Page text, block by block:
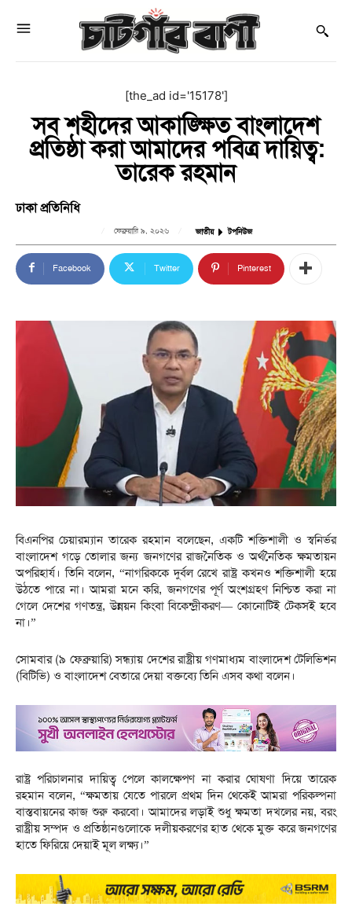
[the_ad id='15178']
সব শহীদের আকাঙ্ক্ষিত বাংলাদেশ
প্রতিষ্ঠা করা আমাদের পবিত্র দায়িত্ব:
তারেক রহমান
ঢাকা প্রতিনিধি
ফেব্রুয়ারি ৯, ২০২৬ জাতীয় টপনিউজ
Facebook Twitter Pinterest
বিএনপির চেয়ারম্যান তারেক রহমান বলেছেন, একটি শক্তিশালী ও স্বনির্ভর
বাংলাদেশ গড়ে তোলার জন্য জনগণের রাজনৈতিক ও অর্থনৈতিক ক্ষমতায়ন
অপরিহার্য। তিনি বলেন, “নাগরিককে দুর্বল রেখে রাষ্ট্র কখনও শক্তিশালী হয়ে
উঠতে পারে না। আমরা মনে করি, জনগণের পূর্ণ অংশগ্রহণ নিশ্চিত করা না
গেলে দেশের গণতন্ত্র, উন্নয়ন কিংবা বিকেন্দ্রীকরণ— কোনোটিই টেকসই হবে
না।”
সোমবার (৯ ফেব্রুয়ারি) সন্ধ্যায় দেশের রাষ্ট্রীয় গণমাধ্যম বাংলাদেশ টেলিভিশন
(বিটিভি) ও বাংলাদেশ বেতারে দেয়া বক্তব্যে তিনি এসব কথা বলেন।
রাষ্ট্র পরিচালনার দায়িত্ব পেলে কালক্ষেপণ না করার ঘোষণা দিয়ে তারেক
রহমান বলেন, “ক্ষমতায় যেতে পারলে প্রথম দিন থেকেই আমরা পরিকল্পনা
বাস্তবায়নের কাজ শুরু করবো। আমাদের লড়াই শুধু ক্ষমতা দখলের নয়, বরং
রাষ্ট্রীয় সম্পদ ও প্রতিষ্ঠানগুলোকে দলীয়করণের হাত থেকে মুক্ত করে জনগণের
হাতে ফিরিয়ে দেয়াই মূল লক্ষ্য।”